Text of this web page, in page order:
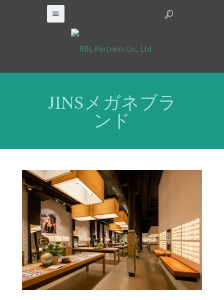
JINSメガネブラ
ンド